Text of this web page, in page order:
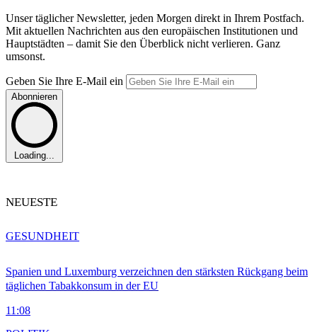
Unser täglicher Newsletter, jeden Morgen direkt in Ihrem Postfach.
Mit aktuellen Nachrichten aus den europäischen Institutionen und
Hauptstädten – damit Sie den Überblick nicht verlieren. Ganz
umsonst.
Geben Sie Ihre E-Mail ein
Abonnieren
Loading...
NEUESTE
Spanien und Luxemburg verzeichnen den stärksten Rückgang beim
täglichen Tabakkonsum in der EU
11:08
GESUNDHEIT